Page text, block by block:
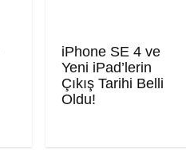
iPhone SE 4 ve
Yeni iPad’lerin
Çıkış Tarihi Belli
Oldu!